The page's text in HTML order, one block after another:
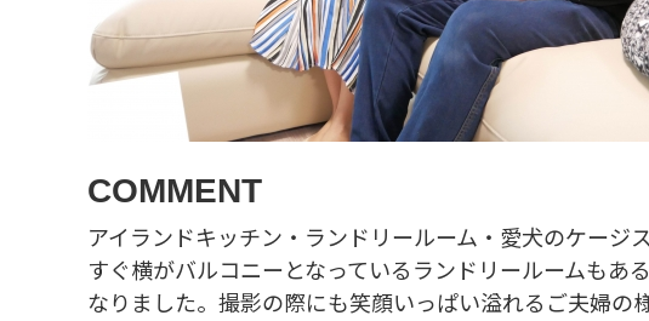
COMMENT
アイランドキッチン・ランドリールーム・愛犬のケー
すぐ横がバルコニーとなっているランドリールームも
なりました。撮影の際にも笑顔いっぱい溢れるご夫婦